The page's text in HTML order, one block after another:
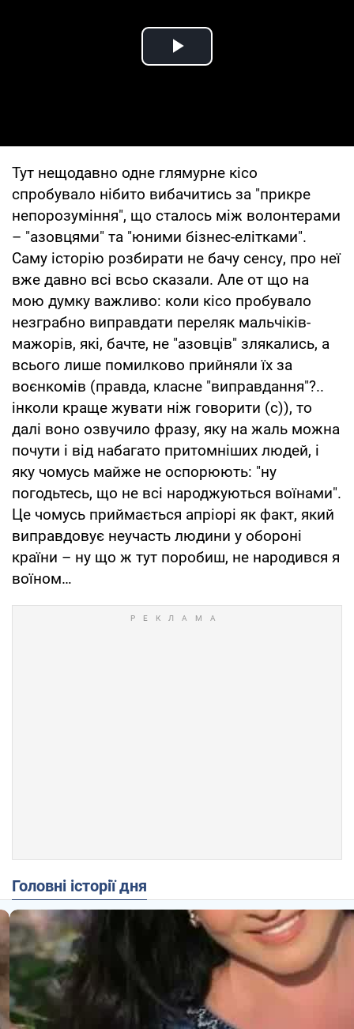
Play Video
Тут нещодавно одне глямурне кісо
спробувало нібито вибачитись за "прикре
непорозуміння", що сталось між волонтерами
– "азовцями" та "юними бізнес-елітками".
Саму історію розбирати не бачу сенсу, про неї
вже давно всі всьо сказали. Але от що на
мою думку важливо: коли кісо пробувало
незграбно виправдати переляк мальчіків-
мажорів, які, бачте, не "азовців" злякались, а
всього лише помилково прийняли їх за
воєнкомів (правда, класне "виправдання"?..
інколи краще жувати ніж говорити (с)), то
далі воно озвучило фразу, яку на жаль можна
почути і від набагато притомніших людей, і
яку чомусь майже не оспорюють: "ну
погодьтесь, що не всі народжуються воїнами".
Це чомусь приймається апріорі як факт, який
виправдовує неучасть людини у обороні
країни – ну що ж тут поробиш, не народився я
воїном…
Головні історії дня